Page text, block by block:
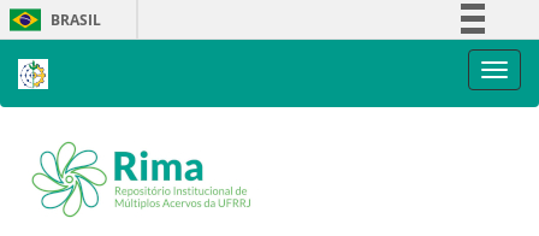
Skip
navigation
BRASIL